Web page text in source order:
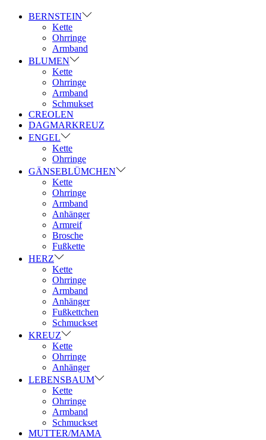
BERNSTEIN
Kette
Ohrringe
Armband
BLUMEN
Kette
Ohrringe
Armband
Schmukset
CREOLEN
DAGMARKREUZ
ENGEL
Kette
Ohrringe
GÄNSEBLÜMCHEN
Kette
Ohrringe
Armband
Anhänger
Armreif
Brosche
Fußkette
HERZ
Kette
Ohrringe
Armband
Anhänger
Fußkettchen
Schmuckset
KREUZ
Kette
Ohrringe
Anhänger
LEBENSBAUM
Kette
Ohrringe
Armband
Schmuckset
MUTTER/MAMA